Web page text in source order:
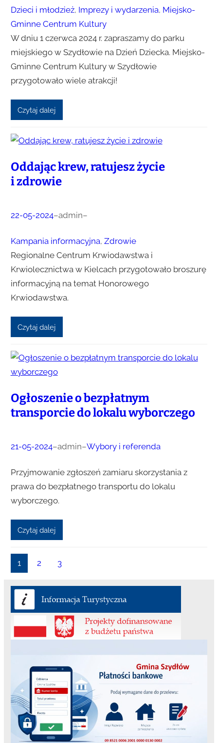
Dzieci i młodzież, Imprezy i wydarzenia, Miejsko-
Gminne Centrum Kultury
W dniu 1 czerwca 2024 r. zapraszamy do parku
miejskiego w Szydłowie na Dzień Dziecka. Miejsko-
Gminne Centrum Kultury w Szydłowie
przygotowało wiele atrakcji!
Czytaj dalej
Oddając krew, ratujesz życie
i zdrowie
22-05-2024–admin–
Kampania informacyjna, Zdrowie
Regionalne Centrum Krwiodawstwa i
Krwiolecznictwa w Kielcach przygotowało broszurę
informacyjną na temat Honorowego
Krwiodawstwa.
Czytaj dalej
Ogłoszenie o bezpłatnym
transporcie do lokalu wyborczego
21-05-2024–admin–Wybory i referenda
Przyjmowanie zgłoszeń zamiaru skorzystania z
prawa do bezpłatnego transportu do lokalu
wyborczego.
Czytaj dalej
1 2 3